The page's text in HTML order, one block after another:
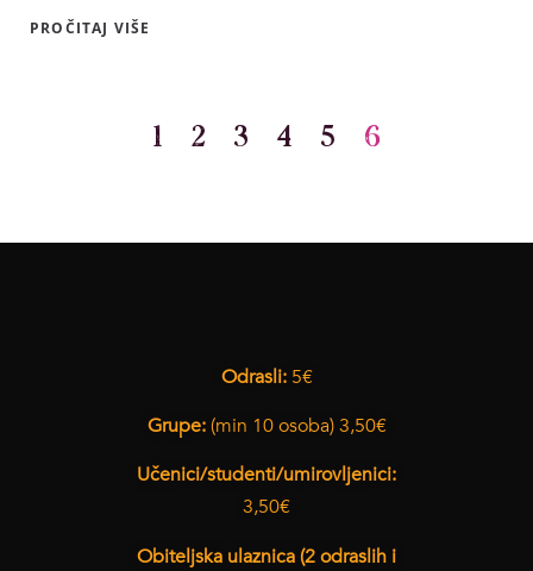
PROČITAJ VIŠE
1 2 3 4 5 6
Odrasli:5€
Grupe:(min 10 osoba) 3,50€
Učenici/studenti/umirovljenici:
3,50€
Obiteljska ulaznica (2 odraslih i